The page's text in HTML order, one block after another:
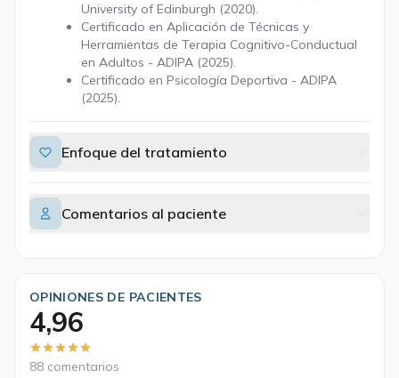
University of Edinburgh (2020).
Certificado en Aplicación de Técnicas y
Herramientas de Terapia Cognitivo-Conductual
en Adultos - ADIPA (2025).
Certificado en Psicología Deportiva - ADIPA
(2025).
Enfoque del tratamiento
Comentarios al paciente
OPINIONES DE PACIENTES
4,96
88 comentarios